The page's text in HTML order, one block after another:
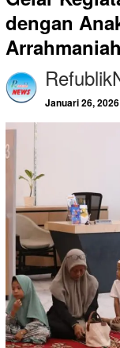
dengan
Arrahmaniah
Januari 26, 2026